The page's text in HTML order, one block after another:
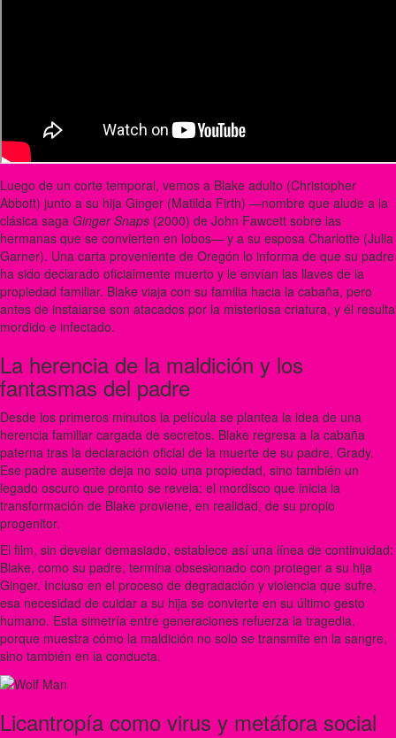
Luego de un corte temporal, vemos a Blake adulto (Christopher
Abbott) junto a su hija Ginger (Matilda Firth) —nombre que alude a la
clásica saga Ginger Snaps (2000) de John Fawcett sobre las
hermanas que se convierten en lobos— y a su esposa Charlotte (Julia
Garner). Una carta proveniente de Oregón lo informa de que su padre
ha sido declarado oficialmente muerto y le envían las llaves de la
propiedad familiar. Blake viaja con su familia hacia la cabaña, pero
antes de instalarse son atacados por la misteriosa criatura, y él resulta
mordido e infectado.
La herencia de la maldición y los
fantasmas del padre
Desde los primeros minutos la película se plantea la idea de una
herencia familiar cargada de secretos. Blake regresa a la cabaña
paterna tras la declaración oficial de la muerte de su padre, Grady.
Ese padre ausente deja no solo una propiedad, sino también un
legado oscuro que pronto se revela: el mordisco que inicia la
transformación de Blake proviene, en realidad, de su propio
progenitor.
El film, sin develar demasiado, establece así una línea de continuidad:
Blake, como su padre, termina obsesionado con proteger a su hija
Ginger. Incluso en el proceso de degradación y violencia que sufre,
esa necesidad de cuidar a su hija se convierte en su último gesto
humano. Esta simetría entre generaciones refuerza la tragedia,
porque muestra cómo la maldición no solo se transmite en la sangre,
sino también en la conducta.
Licantropía como virus y metáfora social